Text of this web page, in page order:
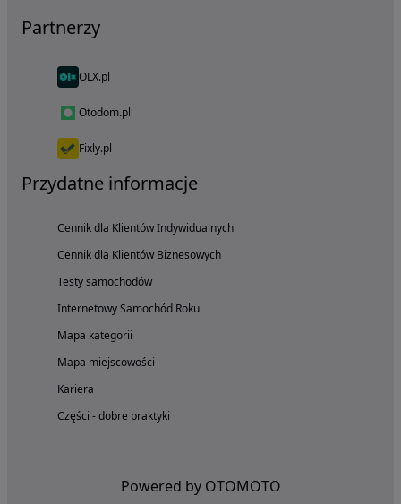
Partnerzy
OLX.pl
Otodom.pl
Fixly.pl
Przydatne informacje
Cennik dla Klientów Indywidualnych
Cennik dla Klientów Biznesowych
Testy samochodów
Internetowy Samochód Roku
Mapa kategorii
Mapa miejscowości
Kariera
Części - dobre praktyki
Powered by OTOMOTO